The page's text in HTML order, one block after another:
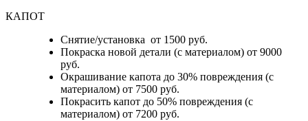
КАПОТ
Снятие/установка от 1500 руб.
Покраска новой детали (с материалом) от 9000
руб.
Окрашивание капота до 30% повреждения (с
материалом) от 7500 руб.
Покрасить капот до 50% повреждения (с
материалом) от 7200 руб.